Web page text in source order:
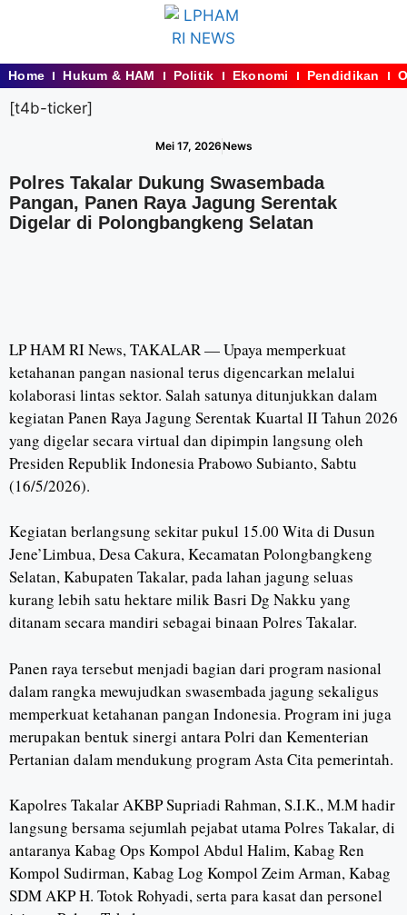
Home Hukum & HAM Politik Ekonomi Pendidikan
[t4b-ticker]
Mei 17, 2026News
Polres Takalar Dukung Swasembada
Pangan, Panen Raya Jagung Serentak
Digelar di Polongbangkeng Selatan
LP HAM RI News, TAKALAR — Upaya memperkuat
ketahanan pangan nasional terus digencarkan melalui
kolaborasi lintas sektor. Salah satunya ditunjukkan dalam
kegiatan Panen Raya Jagung Serentak Kuartal II Tahun 2026
yang digelar secara virtual dan dipimpin langsung oleh
Presiden Republik Indonesia Prabowo Subianto, Sabtu
(16/5/2026).
Kegiatan berlangsung sekitar pukul 15.00 Wita di Dusun
Jene’Limbua, Desa Cakura, Kecamatan Polongbangkeng
Selatan, Kabupaten Takalar, pada lahan jagung seluas
kurang lebih satu hektare milik Basri Dg Nakku yang
ditanam secara mandiri sebagai binaan Polres Takalar.
Panen raya tersebut menjadi bagian dari program nasional
dalam rangka mewujudkan swasembada jagung sekaligus
memperkuat ketahanan pangan Indonesia. Program ini juga
merupakan bentuk sinergi antara Polri dan Kementerian
Pertanian dalam mendukung program Asta Cita pemerintah.
Kapolres Takalar AKBP Supriadi Rahman, S.I.K., M.M hadir
langsung bersama sejumlah pejabat utama Polres Takalar, di
antaranya Kabag Ops Kompol Abdul Halim, Kabag Ren
Kompol Sudirman, Kabag Log Kompol Zeim Arman, Kabag
SDM AKP H. Totok Rohyadi, serta para kasat dan personel